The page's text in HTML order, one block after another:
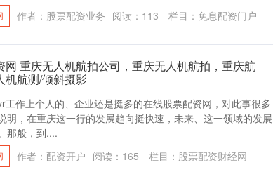
作者：股票配资业务 阅读： 113 栏目： 免息配资门户
网 重庆无人机航拍公司，重庆无人机航拍，重庆航
机航测/倾斜摄影
工作上个人的、企业还是挺多的在线股票配资网，对此事很多
明，在重庆这一行的发展趋向挺快速，未来、这一领域的发展
那般，到....
作者：配资开户 阅读： 165 栏目： 股票配资财经网